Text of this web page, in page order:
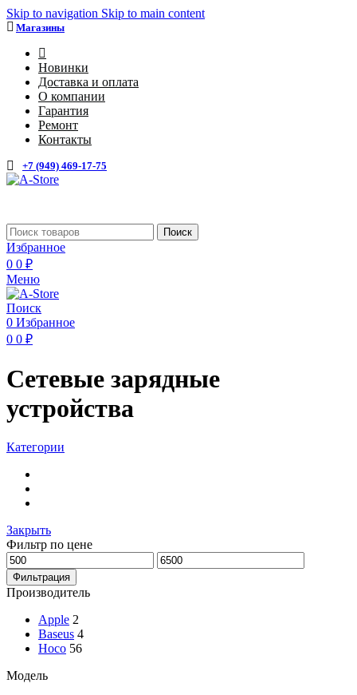
Skip to navigation Skip to main content
Магазины
Новинки
Доставка и оплата
О компании
Гарантия
Ремонт
Контакты
+7 (949) 469-17-75
Поиск
Избранное
0 0 ₽
Меню
Поиск
0 Избранное
0 0 ₽
Сетевые зарядные
устройства
Категории
Закрыть
Фильтр по цене
Фильтрация
Производитель
Apple 2
Baseus 4
Hoco 56
Модель